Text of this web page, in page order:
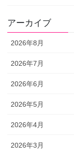
アーカイブ
2026年8月
2026年7月
2026年6月
2026年5月
2026年4月
2026年3月